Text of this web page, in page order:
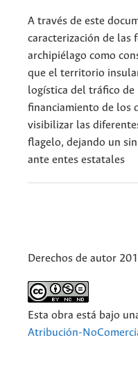
A través de este
caracterización de las
archipiélago como
que el territorio
logística del tráfico
financiamiento de los
visibilizar las
flagelo, dejando un
ante entes estatales
Derechos de autor
Esta obra está bajo
Atribución-